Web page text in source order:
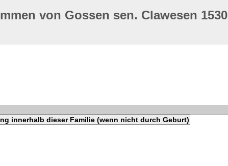
von Gossen sen. Clawesen 1530
innerhalb dieser Familie (wenn nicht durch Geburt)